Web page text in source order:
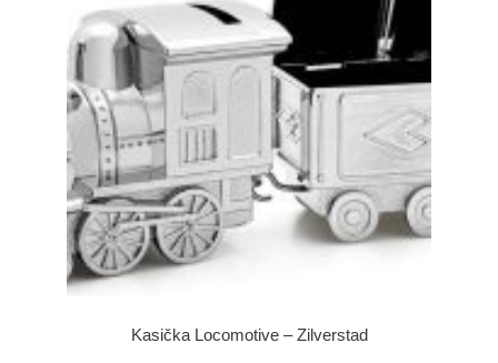
Kasička Locomotive – Zilverstad